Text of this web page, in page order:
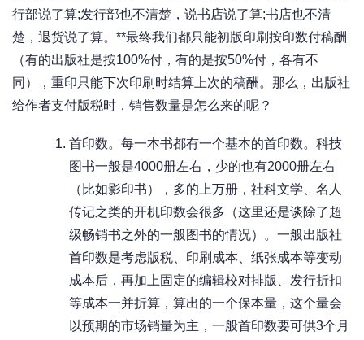
行部说了算;发行部也不清楚，说书店说了算;书店也不清
楚，退货说了算。**最终我们都只能初版印刷按印数付稿酬
（有的出版社是按100%付，有的是按50%付，各有不
同），重印只能下次印刷时结算上次的稿酬。那么，出版社
给作者支付版税时，销售数量是怎么来的呢？
首印数。每一本书都有一个基本的首印数。科技
图书一般是4000册左右，少的也有2000册左右
（比如影印书），多的上万册，社科文学、名人
传记之类的开机印数会很多（这里还是谈除了超
级畅销书之外的一般图书的情况）。一般出版社
首印数是考虑版税、印刷成本、纸张成本等变动
成本后，再加上固定的编辑校对排版、发行折扣
等成本一并折算，算出的一个保本量，这个量会
以预期的市场销量为主，一般首印数要可供3个月